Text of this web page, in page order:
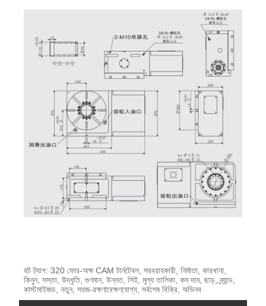
হট ট্যাগ: 320 ফোর-অক্ষ CAM টার্নটেবল, সরবরাহকারী, নির্মাতা, কারখানা,
কিনুন, সস্তা, উদ্ধৃতি, গুণমান, উন্নত, সিই, মূল্য তালিকা, কম দাম, ছাড়, ব্র্যান্ড,
কাস্টমাইজড, নতুন, সহজ-রক্ষণাবেক্ষণযোগ্য, সর্বশেষ বিক্রি, অভিনব